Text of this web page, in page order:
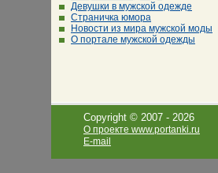
Девушки в мужской одежде
Страничка юмора
Новости из мира мужской моды
О портале мужской одежды
Copyright © 2007 - 2026
О проекте www.portanki.ru
E-mail